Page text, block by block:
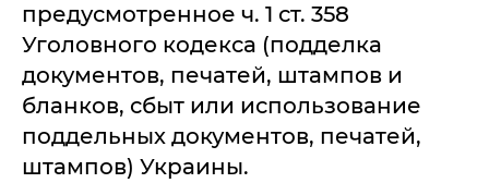
предусмотренное ч. 1 ст. 358
Уголовного кодекса (подделка
документов, печатей, штампов и
бланков, сбыт или использование
поддельных документов, печатей,
штампов) Украины.